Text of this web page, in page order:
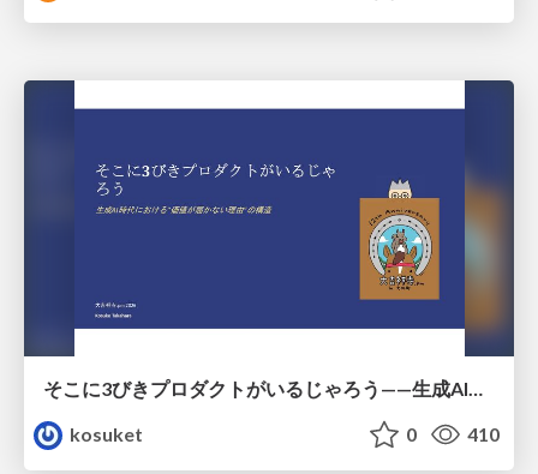
そこに3びきプロダクトがいるじゃろう——生成AI時代における“価値が届かない理由”の構造
kosuket
0 410